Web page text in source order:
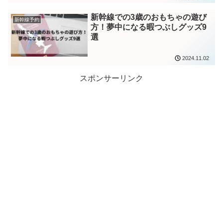
新幹線予約
新幹線での3歳のおもちゃの遊び
方！夢中になる暇つぶしグッズ9
選
2024.11.02
スポンサーリンク